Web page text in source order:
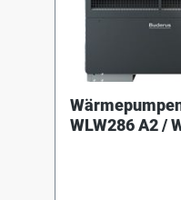
WLW286 A2 /
Zubehör,